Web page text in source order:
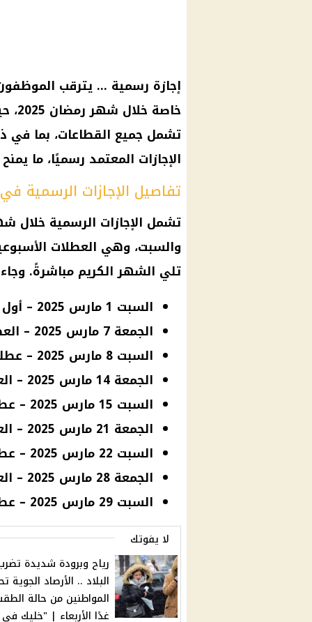
إجازة رسمية … يترقب
تشمل جميع القطاعات، بما في
الإجازات المعتمد رسميًا، ما
تفاصيل الإجازات الرسمية في
والسبت، وهي العطلات
تلي الشهر الكريم مباشرةً.
السبت 1 مارس 2025 – أول أيام شهر رمضان.
الجمعة 7 مارس 2025 – العطلة الأسبوعية.
السبت 8 مارس 2025 – عطلة رسمية.
الجمعة 14 مارس 2025 – العطلة الأسبوعية.
السبت 15 مارس 2025 – عطلة رسمية.
الجمعة 21 مارس 2025 – العطلة الأسبوعية.
السبت 22 مارس 2025 – عطلة رسمية.
الجمعة 28 مارس 2025 – العطلة الأسبوعية.
السبت 29 مارس 2025 – عطلة رسمية.
لا يفوتك
رياح وبرودة شديدة
البلاد .. الأرصاد الجوية
المواطنين من حالة
غدًا الأربعاء | "خليك